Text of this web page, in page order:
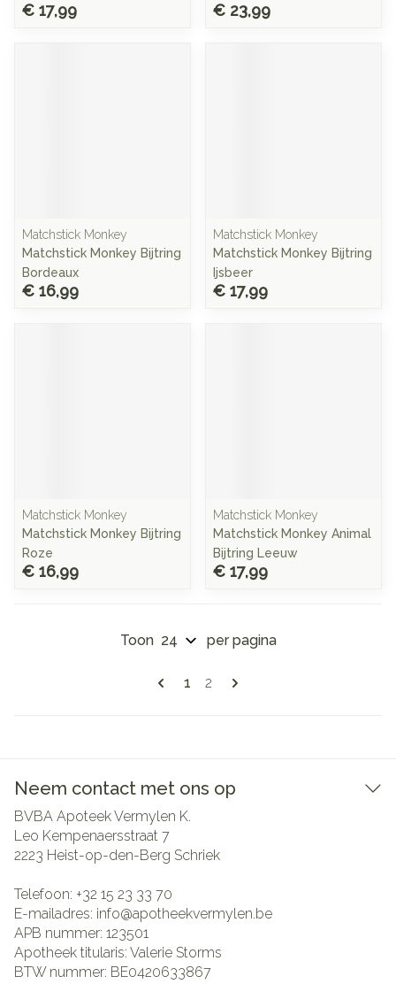
€ 17,99 € 23,99
Matchstick Monkey
Matchstick Monkey Bijtring
Bordeaux
€ 16,99
Matchstick Monkey
Matchstick Monkey Bijtring
Ijsbeer
€ 17,99
Matchstick Monkey
Matchstick Monkey Bijtring
Roze
€ 16,99
Matchstick Monkey
Matchstick Monkey Animal
Bijtring Leeuw
€ 17,99
Pagina's
U lees momenteel pagina
1 Pagina
2
Toon per pagina
Neem contact met ons op
BVBA Apoteek Vermylen K.
Leo Kempenaersstraat 7
2223 Heist-op-den-Berg Schriek
Telefoon: +32 15 23 33 70
E-mailadres: info@apotheekvermylen.be
APB nummer: 123501
Apotheek titularis: Valerie Storms
BTW nummer: BE0420633867